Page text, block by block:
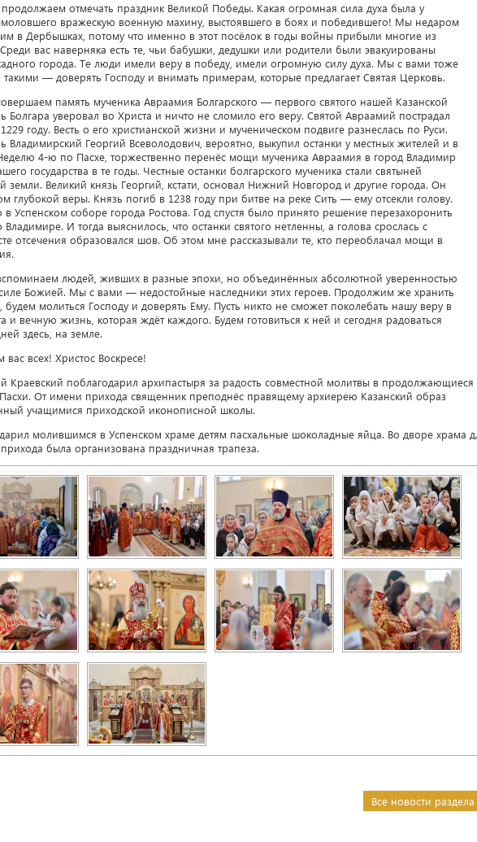
отмечать праздник Великой Победы. Какая огромная сила духа была у
вражескую военную махину, выстоявшего в боях и победившего! Мы недаром
в Дербышках, потому что именно в этот посёлок в годы войны прибыли многие из
вас наверняка есть те, чьи бабушки, дедушки или родители были эвакуированы
города. Те люди имели веру в победу, имели огромную силу духа. Мы с вами тоже
— доверять Господу и внимать примерам, которые предлагает Святая Церковь.
память мученика Авраамия Болгарского — первого святого нашей Казанской
Болгара уверовал во Христа и ничто не сломило его веру. Святой Авраамий пострадал
году. Весть о его христианской жизни и мученическом подвиге разнеслась по Руси.
Владимирский Георгий Всеволодович, вероятно, выкупил останки у местных жителей и в
4-ю по Пасхе, торжественно перенёс мощи мученика Авраамия в город Владимир
государства в те годы. Честные останки болгарского мученика стали святыней
земли. Великий князь Георгий, кстати, основал Нижний Новгород и другие города. Он
глубокой веры. Князь погиб в 1238 году при битве на реке Сить — ему отсекли голову.
в Успенском соборе города Ростова. Год спустя было принято решение перезахоронить
Владимире. И тогда выяснилось, что останки святого нетленны, а голова срослась с
отсечения образовался шов. Об этом мне рассказывали те, кто переоблачал мощи в
людей, живших в разные эпохи, но объединённых абсолютной уверенностью
Божией. Мы с вами — недостойные наследники этих героев. Продолжим же хранить
будем молиться Господу и доверять Ему. Пусть никто не сможет поколебать нашу веру в
и вечную жизнь, которая ждёт каждого. Будем готовиться к ней и сегодня радоваться
здесь, на земле.
всех! Христос Воскресе!
Краевский поблагодарил архипастыря за радость совместной молитвы в продолжающиеся
От имени прихода священник преподнёс правящему архиерею Казанский образ
учащимися приходской иконописной школы.
молившимся в Успенском храме детям пасхальные шоколадные яйца. Во дворе храма
была организована праздничная трапеза.
Все новости